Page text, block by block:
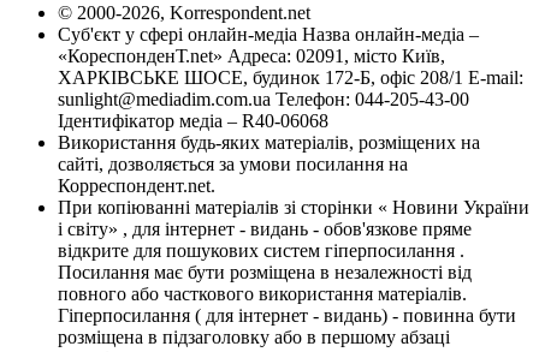
© 2000-2026, Korrespondent.net
Суб'єкт у сфері онлайн-медіа Назва онлайн-медіа –
«КореспонденТ.net» Адреса: 02091, місто Київ,
ХАРКІВСЬКЕ ШОСЕ, будинок 172-Б, офіс 208/1 E-mail:
sunlight@mediadim.com.ua Телефон: 044-205-43-00
Ідентифікатор медіа – R40-06068
Використання будь-яких матеріалів, розміщених на
сайті, дозволяється за умови посилання на
Корреспондент.net.
При копіюванні матеріалів зі сторінки « Новини України
і світу» , для інтернет - видань - обов'язкове пряме
відкрите для пошукових систем гіперпосилання .
Посилання має бути розміщена в незалежності від
повного або часткового використання матеріалів.
Гіперпосилання ( для інтернет - видань) - повинна бути
розміщена в підзаголовку або в першому абзаці